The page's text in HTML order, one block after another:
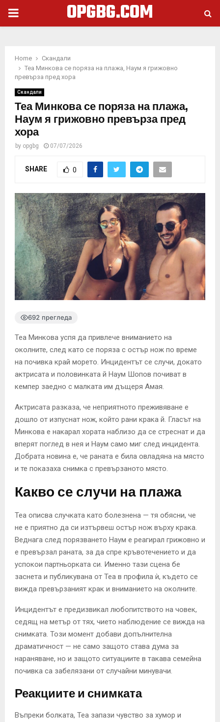
PRIMARY
OPGBG.COM
Home
Скандали
Теа Минкова се поряза на плажа, Наум я грижовно
превърза пред хора
Скандали
Теа Минкова се поряза на плажа,
Наум я грижовно превърза пред
хора
by opgbg 07/07/2026
SHARE 0
692 прегледа
Теа Минкова успя да привлече вниманието на
околните, след като се поряза с остър нож по време
на почивка край морето. Инцидентът се случи, докато
актрисата и половинката й Наум Шопов почиват в
кемпер заедно с малката им дъщеря Амая.
Актрисата разказа, че неприятното преживяване е
дошло от изпуснат нож, който рани крака й. Гласът на
Минкова е накарал хората наблизо да се стреснат и да
вперят поглед в нея и Наум само миг след инцидента.
Добрата новина е, че раната е била овладяна на място
и те показаха снимка с превързаното място.
Какво се случи на плажа
Теа описва случката като болезнена — тя обясни, че
не е приятно да си изтървеш остър нож върху крака.
Веднага след порязването Наум е реагирал грижовно и
е превързал раната, за да спре кръвотечението и да
успокои партньорката си. Именно тази сцена бе
заснета и публикувана от Теа в профила ѝ, където се
вижда превързаният крак и вниманието на околните.
Инцидентът е предизвикал любопитството на човек,
седящ на метър от тях, чието наблюдение се вижда на
снимката. Този момент добави допълнителна
драматичност — не само защото става дума за
нараняване, но и защото ситуациите в такава семейна
почивка са забелязани от случайни минувачи.
Реакциите и снимката
Въпреки болката, Теа запази чувство за хумор и